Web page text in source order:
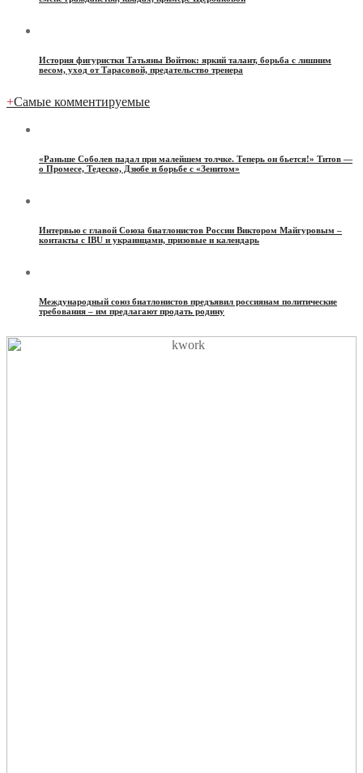
История фигуристки Татьяны Войтюк: яркий талант, борьба с лишним
весом, уход от Тарасовой, предательство тренера
+Самые комментируемые
«Раньше Соболев падал при малейшем толчке. Теперь он бьется!» Титов —
о Промесе, Тедеско, Дзюбе и борьбе с «Зенитом»
Интервью с главой Союза биатлонистов России Виктором Майгуровым –
контакты с IBU и украинцами, призовые и календарь
Международный союз биатлонистов предъявил россиянам политические
требования – им предлагают продать родину